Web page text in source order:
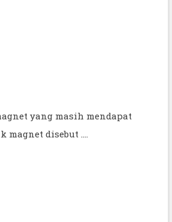
yang masih mendapat
magnet disebut ....